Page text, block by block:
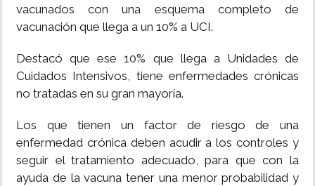
vacunados con una esquema completo de
vacunación que llega a un 10% a UCI.
Destacó que ese 10% que llega a Unidades de
Cuidados Intensivos, tiene enfermedades crónicas
no tratadas en su gran mayoría.
Los que tienen un factor de riesgo de una
enfermedad crónica deben acudir a los controles y
seguir el tratamiento adecuado, para que con la
ayuda de la vacuna tener una menor probabilidad y